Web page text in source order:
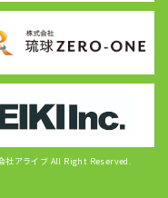
社アライブ All Right Reserved.